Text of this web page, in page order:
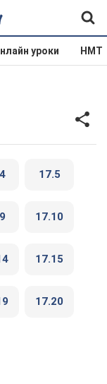
уроки НМТ
17.5
17.10
17.15
17.20